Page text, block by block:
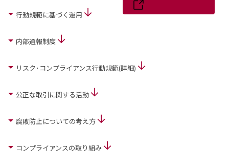
2026年
2025年
2023年
2021年
行動規範に基づく運用
内部通報制度
リスク･コンプライアンス行動規範(詳細)
公正な取引に関する活動
腐敗防止についての考え方
コンプライアンスの取り組み